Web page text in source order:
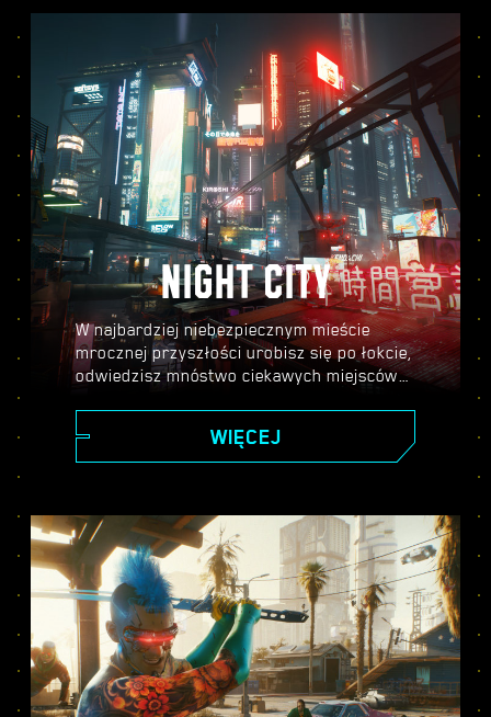
implantu, który każdy chce dostać w swoje
NIGHT CITY
W najbardziej niebezpiecznym mieście
mrocznej przyszłości urobisz się po łokcie,
odwiedzisz mnóstwo ciekawych miejscówek
sposób się tam dostaniesz.
WIĘCEJ